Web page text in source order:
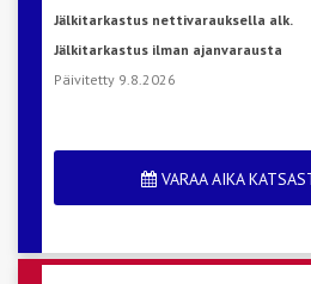
Jälkitarkastus nettivarauksella alk.
Jälkitarkastus ilman ajanvarausta
Päivitetty 9.8.2026
VARAA AIKA